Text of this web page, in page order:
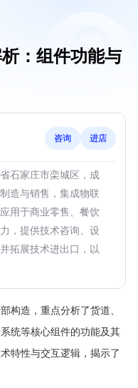
：组件功能与
咨询 进店
石家庄市栾城区，成
造与销售，集成物联
用于商业零售、餐饮
，提供技术咨询、设
拓展技术进出口，以
构造，重点分析了货道、
统等核心组件的功能及其
特性与交互逻辑，揭示了